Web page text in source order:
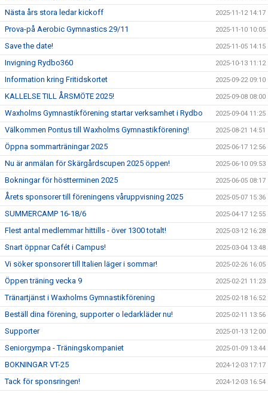
Nästa års stora ledar kickoff 2025-11-12 14:17
Prova-på Aerobic Gymnastics 29/11 2025-11-10 10:05
Save the date! 2025-11-05 14:15
Invigning Rydbo360 2025-10-13 11:12
Information kring Fritidskortet 2025-09-22 09:10
KALLELSE TILL ÅRSMÖTE 2025! 2025-09-08 08:00
Waxholms Gymnastikförening startar verksamhet i Rydbo 2025-09-04 11:25
Välkommen Pontus till Waxholms Gymnastikförening! 2025-08-21 14:51
Öppna sommarträningar 2025 2025-06-17 12:56
Nu är anmälan för Skärgårdscupen 2025 öppen! 2025-06-10 09:53
Bokningar för höstterminen 2025 2025-06-05 08:17
Årets sponsorer till föreningens våruppvisning 2025 2025-05-07 15:36
SUMMERCAMP 16-18/6 2025-04-17 12:55
Flest antal medlemmar hittills - över 1300 totalt! 2025-03-12 16:28
Snart öppnar Cafét i Campus! 2025-03-04 13:48
Vi söker sponsorer till Italien läger i sommar! 2025-02-26 16:05
Öppen träning vecka 9 2025-02-21 11:23
Tränartjänst i Waxholms Gymnastikförening 2025-02-18 16:52
Beställ dina förening, supporter o ledarkläder nu! 2025-02-11 13:56
Supporter 2025-01-13 12:00
Seniorgympa - Träningskompaniet 2025-01-09 13:44
BOKNINGAR VT-25 2024-12-03 17:17
Tack för sponsringen! 2024-12-03 16:54